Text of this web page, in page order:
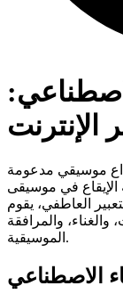
الإنترنت
موسيقي مدعومة
الإيقاع في موسيقى
العاطفي، يقوم
والغناء، والمرافقة
الموسيقية.
الاصطناعي